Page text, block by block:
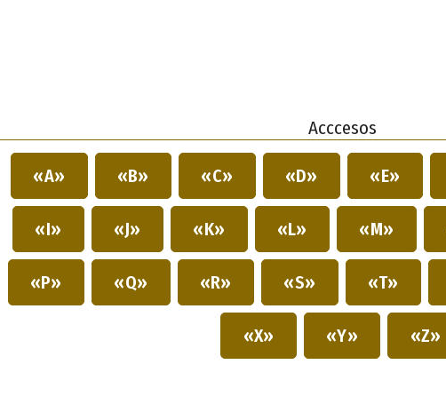
Acccesos
«A» «B» «C» «D» «E»
«I» «J» «K» «L» «M»
«P» «Q» «R» «S» «T»
«X» «Y» «Z»